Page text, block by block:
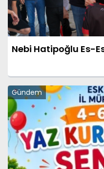
Nebi Hatipoğlu Es-
Gündem